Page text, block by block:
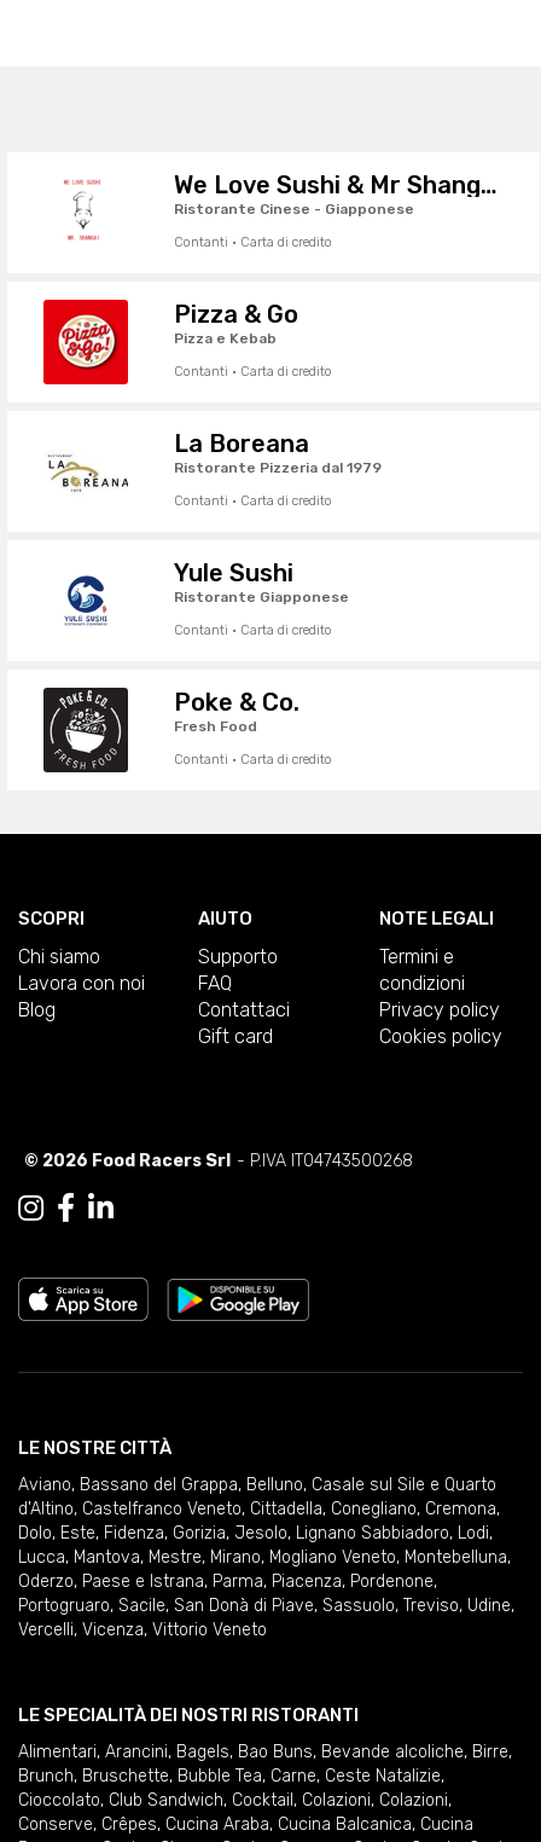
We Love Sushi & Mr Shanghai
Ristorante Cinese - Giapponese
Contanti · Carta di credito
Pizza & Go
Pizza e Kebab
Contanti · Carta di credito
La Boreana
Ristorante Pizzeria dal 1979
Contanti · Carta di credito
Yule Sushi
Ristorante Giapponese
Contanti · Carta di credito
Poke & Co.
Fresh Food
Contanti · Carta di credito
SCOPRI
Chi siamo
Lavora con noi
Blog
AIUTO
Supporto
FAQ
Contattaci
Gift card
NOTE LEGALI
Termini e
condizioni
Privacy policy
Cookies policy
© 2026 Food Racers Srl - P.IVA IT04743500268
LE NOSTRE CITTÀ
Aviano, Bassano del Grappa, Belluno, Casale sul Sile e Quarto
d'Altino, Castelfranco Veneto, Cittadella, Conegliano, Cremona,
Dolo, Este, Fidenza, Gorizia, Jesolo, Lignano Sabbiadoro, Lodi,
Lucca, Mantova, Mestre, Mirano, Mogliano Veneto, Montebelluna,
Oderzo, Paese e Istrana, Parma, Piacenza, Pordenone,
Portogruaro, Sacile, San Donà di Piave, Sassuolo, Treviso, Udine,
Vercelli, Vicenza, Vittorio Veneto
LE SPECIALITÀ DEI NOSTRI RISTORANTI
Alimentari, Arancini, Bagels, Bao Buns, Bevande alcoliche, Birre,
Brunch, Bruschette, Bubble Tea, Carne, Ceste Natalizie,
Cioccolato, Club Sandwich, Cocktail , Colazioni, Colazioni,
Conserve, Crêpes, Cucina Araba, Cucina Balcanica, Cucina